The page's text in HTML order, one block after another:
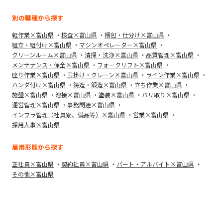
別の職種から探す
軽作業×富山県 検査×富山県
梱包・仕分け×富山県
組立・組付け×富山県
マシンオペレーター×富山県
クリーンルーム×富山県
清掃・洗浄×富山県
品質管理×富山県
メンテナンス・保全×富山県
フォークリフト×富山県
座り作業×富山県
玉掛け・クレーン×富山県
ライン作業×富山県
ハンダ付け×富山県
鋳造・鍛造×富山県
立ち作業×富山県
施盤×富山県
溶接×富山県 塗装×富山県
バリ取り×富山県
運営管理×富山県
事務関連×富山県
インフラ管理（社員寮、備品等）×富山県
営業×富山県
採用人事×富山県
雇用形態から探す
正社員×富山県 契約社員×富山県
パート・アルバイト×富山県
その他×富山県